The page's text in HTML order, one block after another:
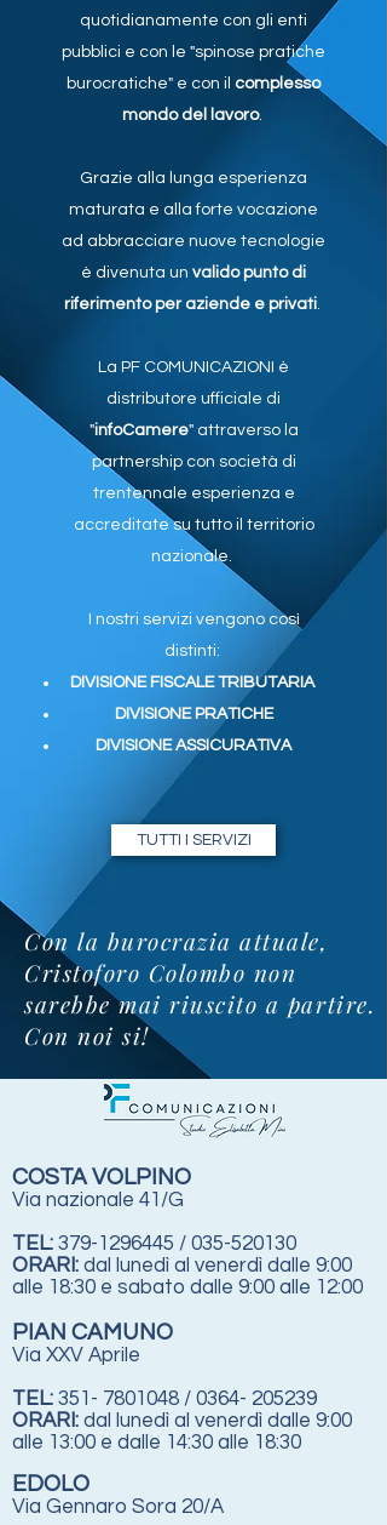
quotidianamente con gli enti
pubblici e con le "spinose pratiche
burocratiche" e con il complesso
mondo del lavoro.
Grazie alla lunga esperienza
maturata e alla forte vocazione
ad abbracciare nuove tecnologie
è divenuta un valido punto di
riferimento per aziende e privati.
La PF COMUNICAZIONI è
distributore ufficiale di
"infoCamere" attraverso la
partnership con società di
trentennale esperienza e
accreditate su tutto il territorio
nazionale.
I nostri servizi vengono così
distinti:
DIVISIONE FISCALE TRIBUTARIA
DIVISIONE PRATICHE
DIVISIONE ASSICURATIVA
TUTTI I SERVIZI
Con la burocrazia attuale,
Cristoforo Colombo non
sarebbe mai riuscito a partire.
Con noi si!
COSTA VOLPINO
Via nazionale 41/G
TEL: 379-1296445 / 035-520130
ORARI: dal lunedì al venerdì dalle 9:00
alle 18:30 e sabato dalle 9:00 alle 12:00
PIAN CAMUNO
Via XXV Aprile
TEL: 351- 7801048 / 0364- 205239
ORARI: dal lunedì al venerdì dalle 9:00
alle 13:00 e dalle 14:30 alle 18:30
EDOLO
Via Gennaro Sora 20/A